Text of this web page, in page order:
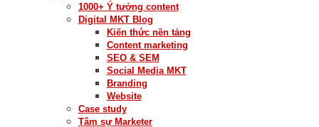
1000+ Ý tưởng content
Digital MKT Blog
Kiến thức nền tảng
Content marketing
SEO & SEM
Social Media MKT
Branding
Website
Case study
Tâm sự Marketer